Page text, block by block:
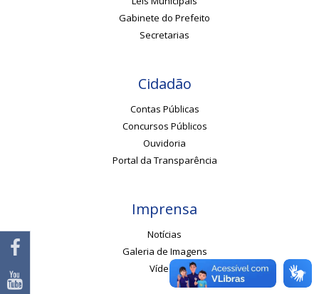
Gabinete do Prefeito
Secretarias
Cidadão
Contas Públicas
Concursos Públicos
Ouvidoria
Portal da Transparência
Imprensa
Notícias
Galeria de Imagens
Vídeos